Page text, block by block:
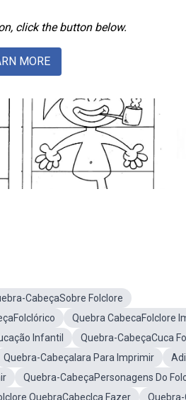
click the button below.
MORE
CabeçaSobre Folclore
Quebra CabecaFolclore
Infantil
Quebra-CabeçaCuca
Quebra-CabeçaIara Para Imprimir
Quebra-CabeçaPersonagens Do
QuebraCabeclça Fazer